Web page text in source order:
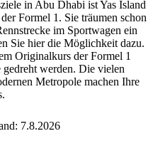
in Abu Dhabi ist Yas Island
Formel 1. Sie träumen schon
im Sportwagen ein
Sie hier die Möglichkeit dazu.
Originalkurs der Formel 1
werden. Die vielen
Metropole machen Ihre
7.8.2026